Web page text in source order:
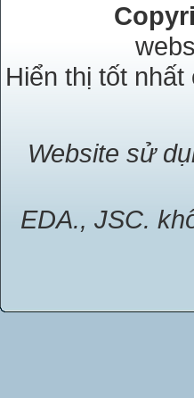
Hiển thị tốt
Website sử
EDA., JSC.